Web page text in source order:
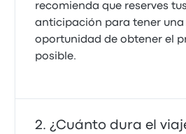
recomienda que reserves
anticipación para tener una
oportunidad de obtener el
posible.
¿Cuánto dura el